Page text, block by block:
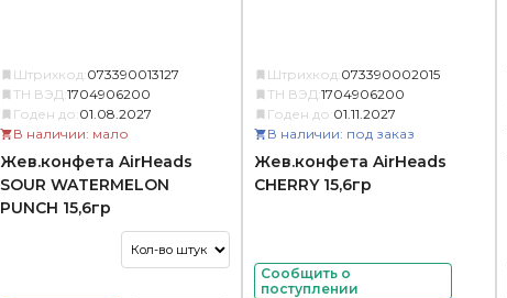
Штрихкод: 073390013127
ТН ВЭД: 1704906200
Годен до: 01.08.2027
В наличии: мало
Жев.конфета AirHeads
SOUR WATERMELON
PUNCH 15,6гр
Штрихкод: 073390002015
ТН ВЭД: 1704906200
Годен до: 01.11.2027
В наличии: под заказ
Жев.конфета AirHeads
CHERRY 15,6гр
Сообщить о
поступлении